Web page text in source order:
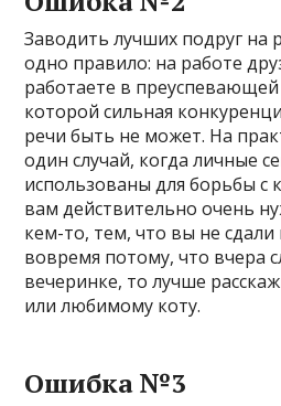
Заводить лучших подруг на
одно правило: на работе
работаете в
которой сильная
речи быть не может. На
один случай, когда личные
использованы для борьбы с
вам действительно очень
кем-то, тем, что вы не сдали
вовремя потому, что вчера
вечеринке, то лучше
или любимому коту.
Ошибка №3